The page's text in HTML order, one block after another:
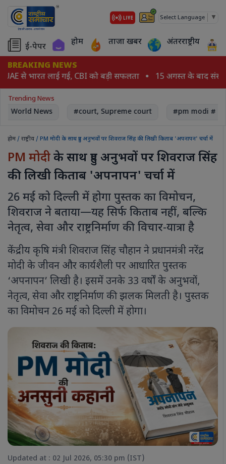
Select Language ▼
ई-पेपर होम ताजा खबर अंतरराष्ट्रीय
BREAKING NEWS
UAE से भारत लाई गई, CBI को बड़ी सफलता
15 अगस्त के बाद
Trending News
World News #court, Supreme court #pm modi #
होम / राष्ट्रीय / PM मोदी के साथ हुए अनुभवों पर शिवराज सिंह की लिखी किताब 'अपनापन' चर्चा में
PM मोदीके साथ हुए अनुभवों पर शिवराज सिंह
की लिखी किताब 'अपनापन' चर्चा में
26 मई को दिल्ली में होगा पुस्तक का विमोचन,
शिवराज ने बताया—यह सिर्फ किताब नहीं, बल्कि
नेतृत्व, सेवा और राष्ट्रनिर्माण की विचार-यात्रा है
केंद्रीय कृषि मंत्री शिवराज सिंह चौहान ने प्रधानमंत्री नरेंद्र
मोदी के जीवन और कार्यशैली पर आधारित पुस्तक
‘अपनापन’ लिखी है। इसमें उनके 33 वर्षों के अनुभवों,
नेतृत्व, सेवा और राष्ट्रनिर्माण की झलक मिलती है। पुस्तक
का विमोचन 26 मई को दिल्ली में होगा।
Updated at : 02 Jul 2026, 05:30 pm (IST)